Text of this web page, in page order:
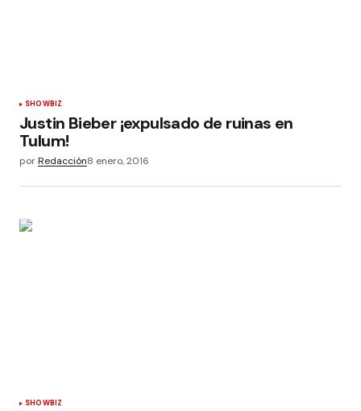
SHOWBIZ
Justin Bieber ¡expulsado de ruinas en
Tulum!
porRedacción8 enero, 2016
SHOWBIZ